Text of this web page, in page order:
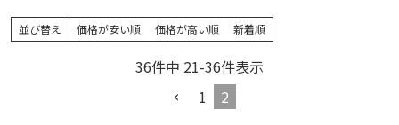
並び替え 価格が安い順 価格が高い順 新着順
36件中 21-36件表示
1
2